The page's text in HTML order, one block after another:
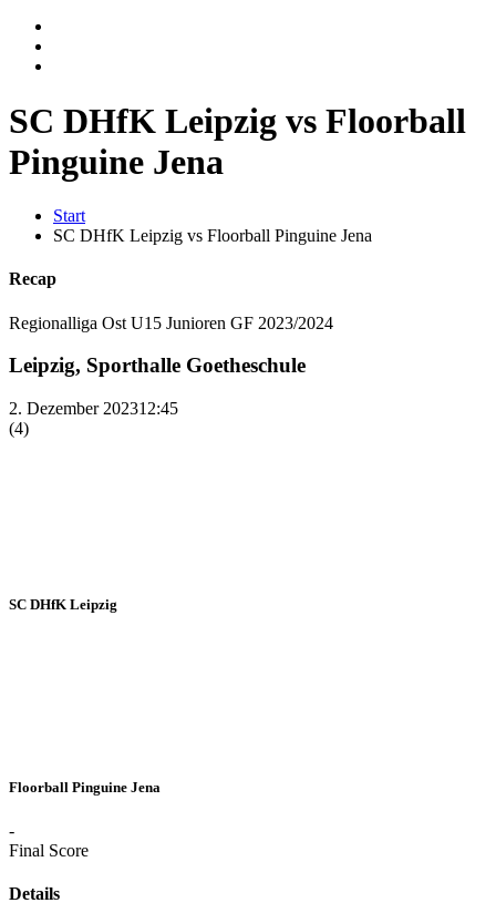
SC DHfK Leipzig vs Floorball
Pinguine Jena
Start
SC DHfK Leipzig vs Floorball Pinguine Jena
Recap
Regionalliga Ost U15 Junioren GF 2023/2024
Leipzig, Sporthalle Goetheschule
2. Dezember 202312:45
(4)
SC DHfK Leipzig
Floorball Pinguine Jena
-
Final Score
Details